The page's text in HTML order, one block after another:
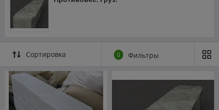
Сортировка 0 Фильтры